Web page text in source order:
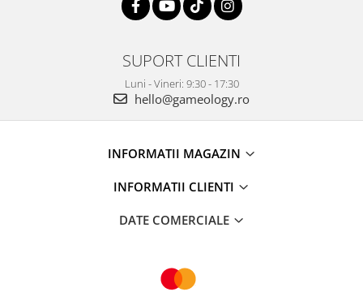
SUPORT CLIENTI
Luni - Vineri: 9:30 - 17:30
hello@gameology.ro
INFORMATII MAGAZIN
INFORMATII CLIENTI
DATE COMERCIALE